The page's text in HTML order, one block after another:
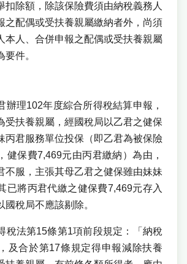
扣除額，除該保險費須由納稅義務人
之配偶或受扶養親屬繳納者外，尚須
本人、合併申報之配偶或受扶養親屬
件。
辦理102年度綜合所得稅結算申報，
受扶養親屬，經國稅局以乙君之健保
丙君服務單位投保（即乙君為被保險
健保費7,469元由丙君繳納）為由，
不服，主張其母乙君之健保雖由妹妹
已將丙君代繳之健保費7,469元存入
國稅局不應該剔除。
稅法第15條第1項前段規定：「納稅
及合於第17條規定得申報減除扶養